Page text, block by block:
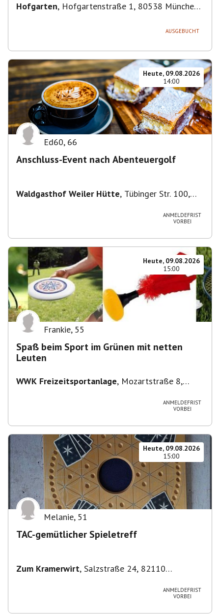
Hofgarten, Hofgartenstraße 1, 80538 München,
AUSGEBUCHT
Heute, 09.08.2026
14:00
Ed60, 66
Anschluss-Event nach Abenteuergolf
Waldgasthof Weiler Hütte, Tübinger Str. 100,
ANMELDEFRIST
VORBEI
Heute, 09.08.2026
15:00
Frankie, 55
Spaß beim Sport im Grünen mit netten
Leuten
WWK Freizeitsportanlage, Mozartstraße 8,
ANMELDEFRIST
VORBEI
Heute, 09.08.2026
15:00
Melanie, 51
TAC-gemütlicher Spieletreff
Zum Kramerwirt, Salzstraße 24, 82110
ANMELDEFRIST
VORBEI